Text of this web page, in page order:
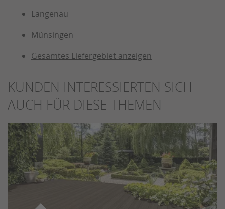
Langenau
Münsingen
Gesamtes Liefergebiet anzeigen
KUNDEN INTERESSIERTEN SICH
AUCH FÜR DIESE THEMEN